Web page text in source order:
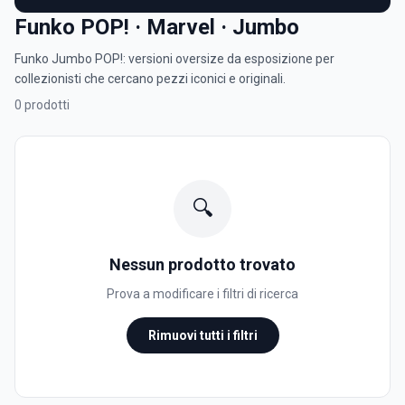
Funko POP! · Marvel · Jumbo
Funko Jumbo POP!: versioni oversize da esposizione per
collezionisti che cercano pezzi iconici e originali.
0 prodotti
🔍
Nessun prodotto trovato
Prova a modificare i filtri di ricerca
Rimuovi tutti i filtri